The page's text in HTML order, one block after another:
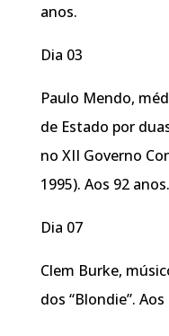
anos.
Dia 03
Paulo Mendo,
de Estado por
no XII Governo
1995). Aos 92 anos.
Dia 07
Clem Burke,
dos “Blondie”.